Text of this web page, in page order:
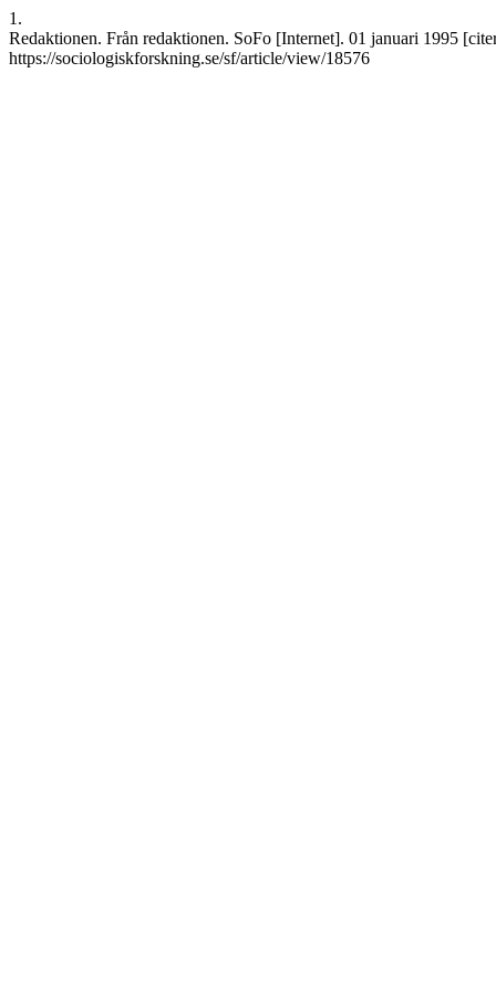
1.
Redaktionen. Från redaktionen. SoFo [Internet]. 01 januari 1995
https://sociologiskforskning.se/sf/article/view/18576